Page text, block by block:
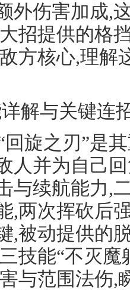
外伤害加成,
招提供的格
方核心,理解
解与关键连
回旋之刃”是
人并为自己
与续航能力,
,两次挥砍后
,被动提供的
技能“不灭
与范围法伤,